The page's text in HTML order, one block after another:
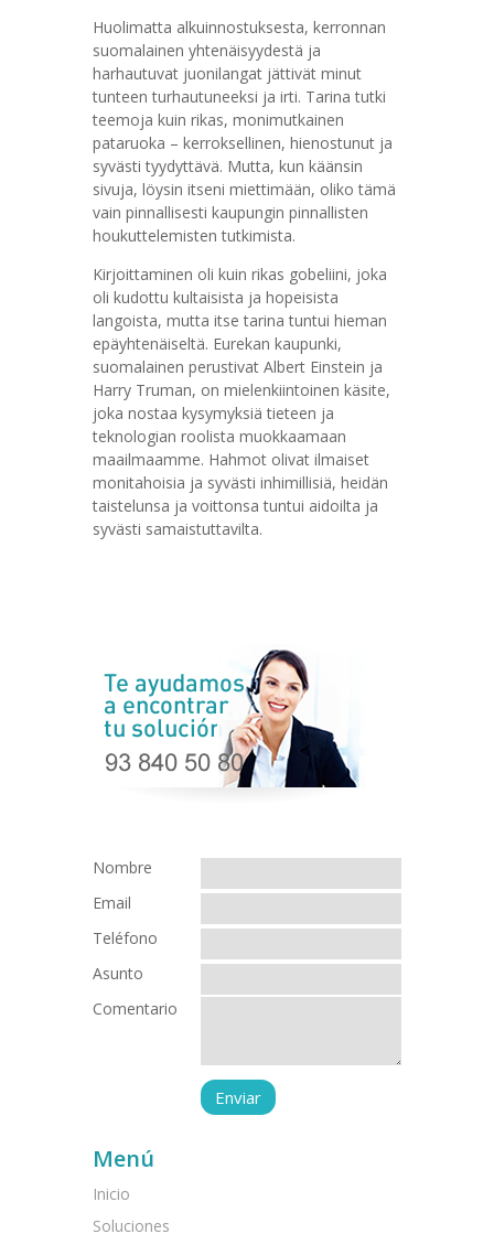
Huolimatta alkuinnostuksesta, kerronnan
suomalainen yhtenäisyydestä ja
harhautuvat juonilangat jättivät minut
tunteen turhautuneeksi ja irti. Tarina tutki
teemoja kuin rikas, monimutkainen
pataruoka – kerroksellinen, hienostunut ja
syvästi tyydyttävä. Mutta, kun käänsin
sivuja, löysin itseni miettimään, oliko tämä
vain pinnallisesti kaupungin pinnallisten
houkuttelemisten tutkimista.
Kirjoittaminen oli kuin rikas gobeliini, joka
oli kudottu kultaisista ja hopeisista
langoista, mutta itse tarina tuntui hieman
epäyhtenäiseltä. Eurekan kaupunki,
suomalainen perustivat Albert Einstein ja
Harry Truman, on mielenkiintoinen käsite,
joka nostaa kysymyksiä tieteen ja
teknologian roolista muokkaamaan
maailmaamme. Hahmot olivat ilmaiset
monitahoisia ja syvästi inhimillisiä, heidän
taistelunsa ja voittonsa tuntui aidoilta ja
syvästi samaistuttavilta.
Nombre
Email
Teléfono
Asunto
Comentario
Menú
Inicio
Soluciones